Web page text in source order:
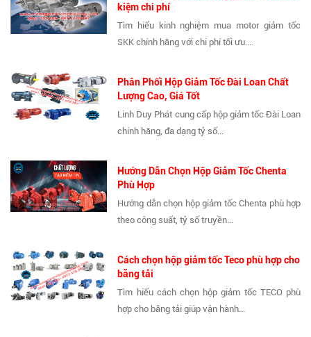
kiệm chi phí
Tìm hiểu kinh nghiệm mua motor giảm tốc
SKK chính hãng với chi phí tối ưu....
Phân Phối Hộp Giảm Tốc Đài Loan Chất
Lượng Cao, Giá Tốt
Linh Duy Phát cung cấp hộp giảm tốc Đài Loan
chính hãng, đa dạng tỷ số...
Hướng Dẫn Chọn Hộp Giảm Tốc Chenta
Phù Hợp
Hướng dẫn chọn hộp giảm tốc Chenta phù hợp
theo công suất, tỷ số truyền...
Cách chọn hộp giảm tốc Teco phù hợp cho
băng tải
Tìm hiểu cách chọn hộp giảm tốc TECO phù
hợp cho băng tải giúp vận hành...